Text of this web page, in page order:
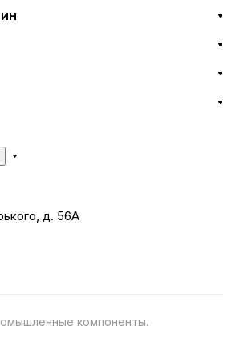
д. 56А
компоненты.